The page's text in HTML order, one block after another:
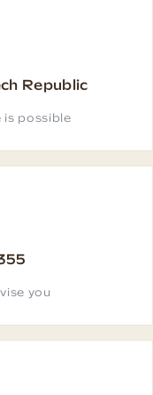
Republic
is possible
you